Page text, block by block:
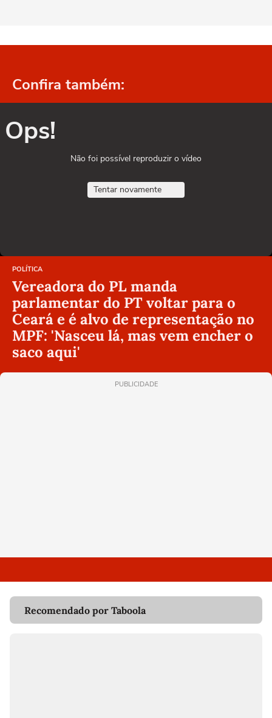
Confira também:
Ops!
Não foi possível reproduzir o vídeo
Tentar novamente
POLÍTICA
Vereadora do PL manda
parlamentar do PT voltar para o
Ceará e é alvo de representação no
MPF: 'Nasceu lá, mas vem encher o
saco aqui'
PUBLICIDADE
Recomendado por Taboola